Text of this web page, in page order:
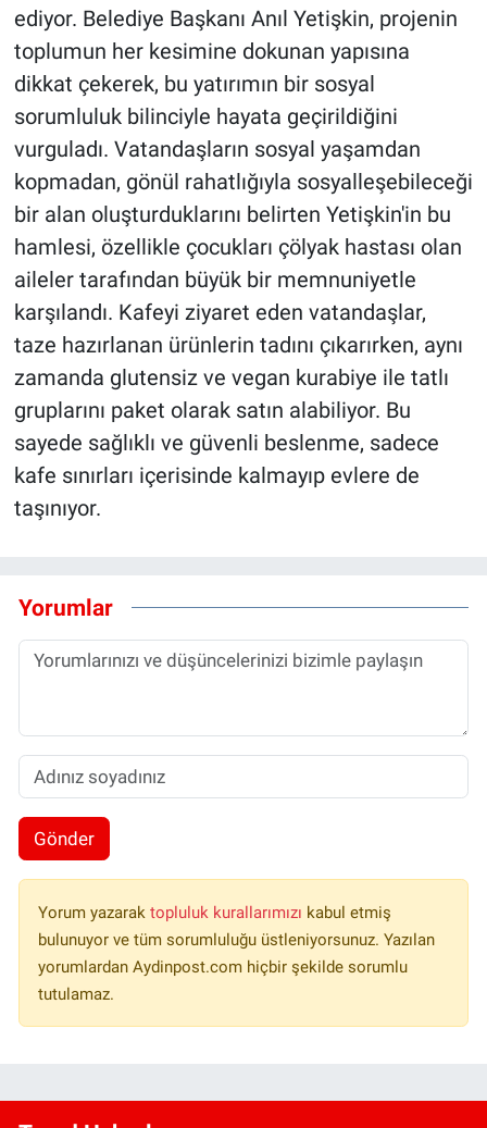
ediyor. Belediye Başkanı Anıl Yetişkin, projenin
toplumun her kesimine dokunan yapısına
dikkat çekerek, bu yatırımın bir sosyal
sorumluluk bilinciyle hayata geçirildiğini
vurguladı. Vatandaşların sosyal yaşamdan
kopmadan, gönül rahatlığıyla sosyalleşebileceği
bir alan oluşturduklarını belirten Yetişkin'in bu
hamlesi, özellikle çocukları çölyak hastası olan
aileler tarafından büyük bir memnuniyetle
karşılandı. Kafeyi ziyaret eden vatandaşlar,
taze hazırlanan ürünlerin tadını çıkarırken, aynı
zamanda glutensiz ve vegan kurabiye ile tatlı
gruplarını paket olarak satın alabiliyor. Bu
sayede sağlıklı ve güvenli beslenme, sadece
kafe sınırları içerisinde kalmayıp evlere de
taşınıyor.
Yorumlar
Gönder
Yorum yazarak topluluk kurallarımızı kabul etmiş
bulunuyor ve tüm sorumluluğu üstleniyorsunuz. Yazılan
yorumlardan Aydinpost.com hiçbir şekilde sorumlu
tutulamaz.